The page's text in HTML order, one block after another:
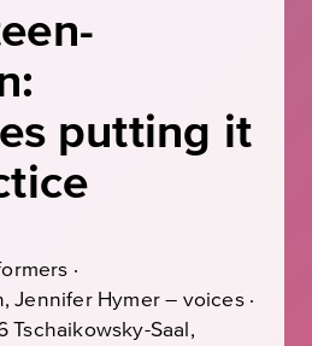
putting it
·
Jennifer Hymer – voices ·
Tschaikowsky-Saal,